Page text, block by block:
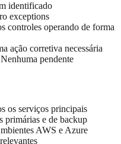
identificado
exceptions
controles operando de forma
ação corretiva necessária
Nenhuma pendente
os serviços principais
primárias e de backup
AWS e Azure